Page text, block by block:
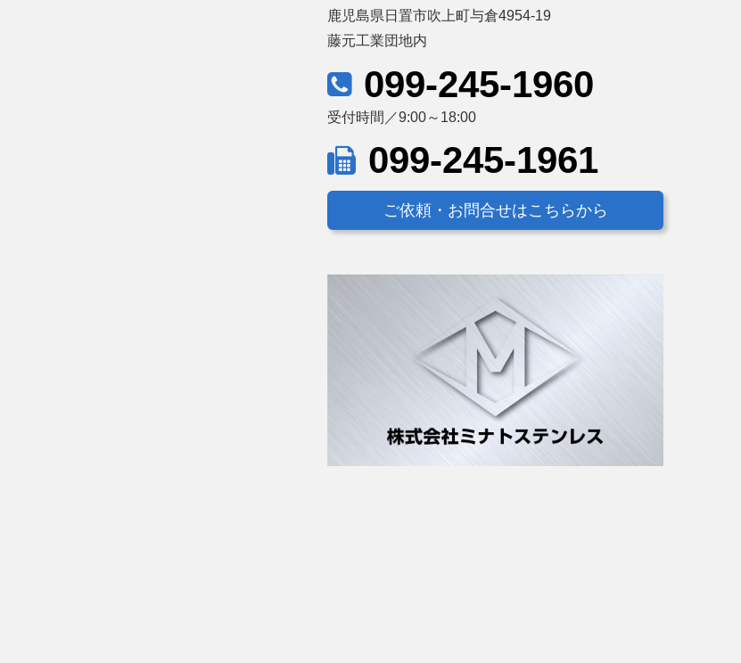
鹿児島県日置市吹上町与倉4954-19
藤元工業団地内
099-245-1960
受付時間／9:00～18:00
099-245-1961
ご依頼・お問合せはこちらから